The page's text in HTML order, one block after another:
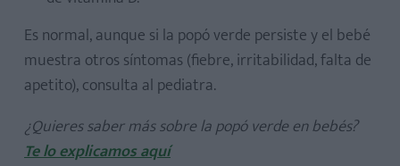
Es normal, aunque si la popó verde persiste y el bebé
muestra otros síntomas (fiebre, irritabilidad, falta de
apetito), consulta al pediatra.
¿Quieres saber más sobre la popó verde en bebés?
Te lo explicamos aquí